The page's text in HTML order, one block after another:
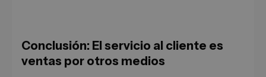
Conclusión: El servicio al cliente es
ventas por otros medios